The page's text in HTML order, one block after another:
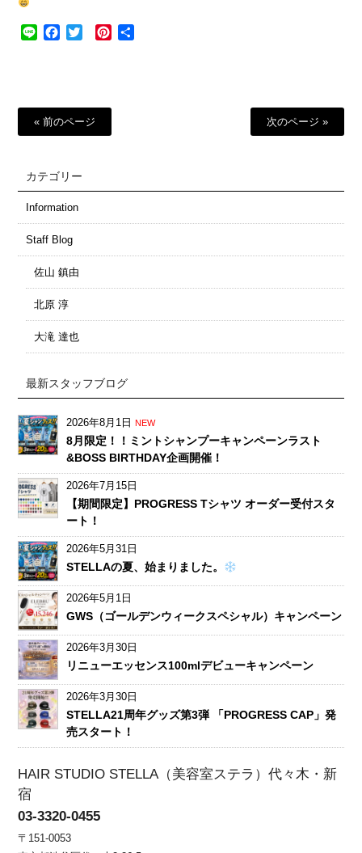
Line Facebook
Twitter Pinterest
« 前のページ 次のページ »
カテゴリー
Information
Staff Blog
佐山 鎮由
北原 淳
大滝 達也
最新スタッフブログ
2026年8月1日 NEW
8月限定！！ミントシャンプーキャンペーンラスト
&BOSS BIRTHDAY企画開催！
2026年7月15日
【期間限定】PROGRESS Tシャツ オーダー受付スタ
ート！
2026年5月31日
STELLAの夏、始まりました。
2026年5月1日
GWS（ゴールデンウィークスペシャル）キャンペーン
2026年3月30日
リニューエッセンス100mlデビューキャンペーン
2026年3月30日
STELLA21周年グッズ第3弾 「PROGRESS CAP」発
売スタート！
HAIR STUDIO STELLA（美容室ステラ）代々木・新
宿
03-3320-0455
〒151-0053